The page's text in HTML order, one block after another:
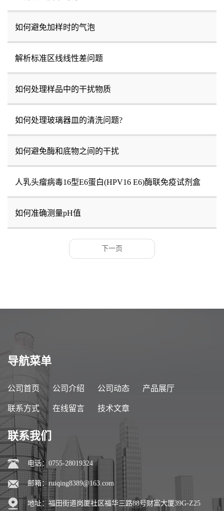
如何避免加样时的气泡
解析标准区线线性差问题
如何处理样品中的干扰物质
如何处理玻璃器皿的清洗问题?
如何避免酶和底物之间的干扰
人乳头瘤病毒16型E6蛋白(HPV16 E6)酶联免疫试剂盒
如何准确测量pH值
下一页
导航菜单
公司首页 公司介绍 公司动态 产品展厅
联系方式 在线留言 技术文章
联系我们
电话：0755-28019324
邮箱： ruiqing8389@163.com
地址：福田街道岗厦社区福华三路88号财富大厦39G-Z25